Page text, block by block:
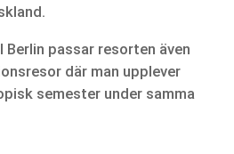
Berlin passar resorten även
där man upplever
semester under samma